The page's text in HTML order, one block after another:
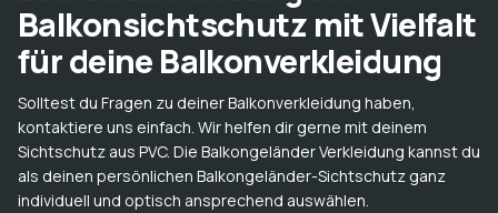
Balkonsichtschutz mit Vielfalt
für deine Balkonverkleidung
Solltest du Fragen zu deiner Balkonverkleidung haben,
kontaktiere uns einfach. Wir helfen dir gerne mit deinem
Sichtschutz aus PVC. Die Balkongeländer Verkleidung kannst du
als deinen persönlichen Balkongeländer-Sichtschutz ganz
individuell und optisch ansprechend auswählen.